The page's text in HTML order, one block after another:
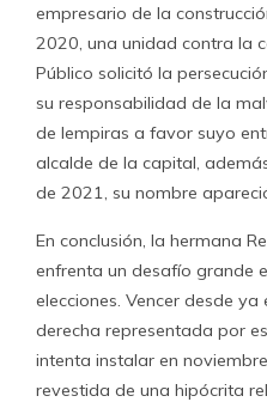
empresario de la
2020, una unidad contra la
Público solicitó la
su responsabilidad de la
de lempiras a favor suyo
alcalde de la capital,
de 2021, su nombre
En conclusión, la hermana
enfrenta un desafío grande
elecciones. Vencer desde
derecha representada por
intenta instalar en
revestida de una hipócrita